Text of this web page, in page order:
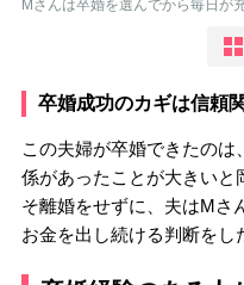
Mさんは卒婚を選んでから毎日が
卒婚成功のカギは信頼
この夫婦が卒婚できたの
係があったことが大きいと
そ離婚をせずに、夫はMさ
お金を出し続ける判断をし